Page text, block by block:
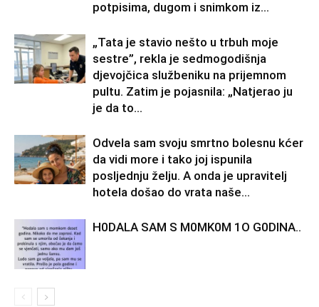
potpisima, dugom i snimkom iz...
„Tata je stavio nešto u trbuh moje
sestre”, rekla je sedmogodišnja
djevojčica službeniku na prijemnom
pultu. Zatim je pojasnila: „Natjerao ju
je da to...
Odvela sam svoju smrtno bolesnu kćer
da vidi more i tako joj ispunila
posljednju želju. A onda je upravitelj
hotela došao do vrata naše...
H0DALA SAM S M0MK0M 1O G0DINA..